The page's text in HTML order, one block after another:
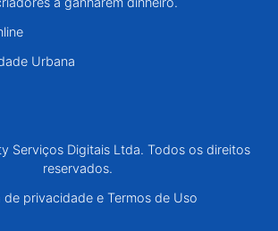
Urbana
Serviços Digitais Ltda. Todos os direitos
reservados.
de privacidade e Termos de Uso